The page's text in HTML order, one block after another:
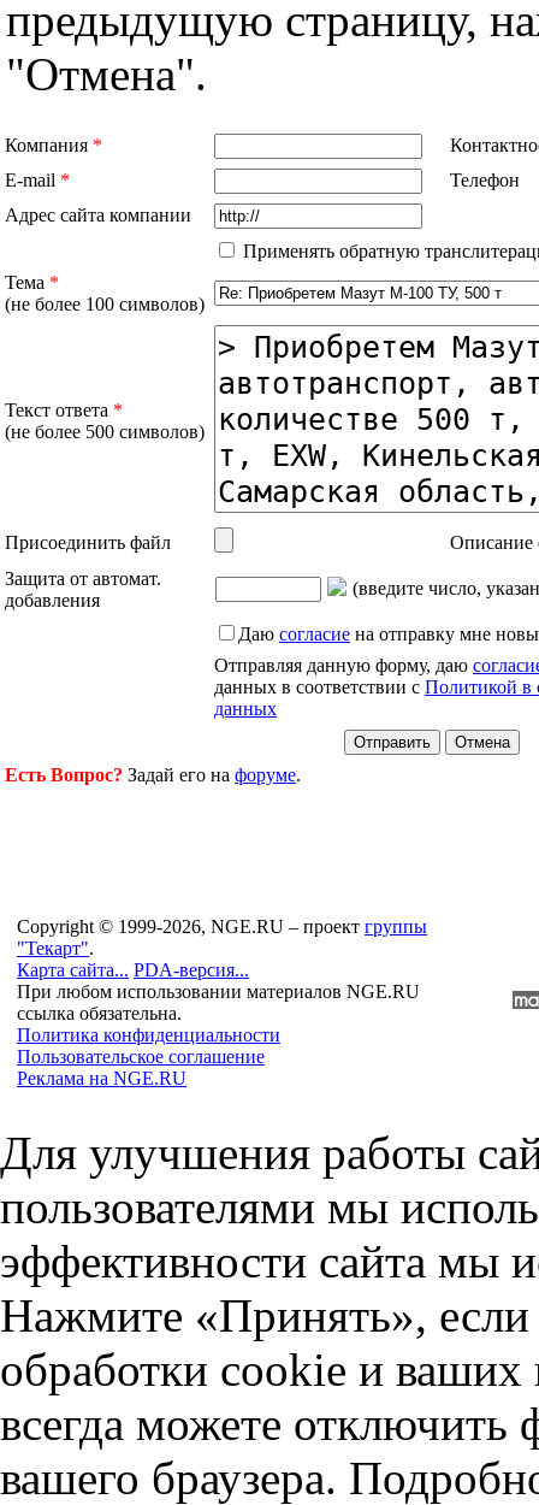
предыдущую страницу,
"Отмена".
Компания *
E-mail *
Телефон
Адрес сайта компании
Применять обратную
Тема *
(не более 100 символов)
Текст ответа *
(не более 500 символов)
Присоединить файл
Описание
Защита от автомат.
добавления
(введите число,
Даю согласие на отправку мне
Отправляя данную форму, даю
данных в соответствии с Политикой в
данных
Есть Вопрос? Задай его на форуме.
Copyright © 1999-2026, NGE.RU – проект группы
"Текарт".
Карта сайта... PDA-версия...
При любом использовании материалов NGE.RU
ссылка обязательна.
Политика конфиденциальности
Пользовательское соглашение
Реклама на NGE.RU
Для улучшения работы
пользователями мы
эффективности сайта мы
Нажмите «Принять», если
обработки cookie и
всегда можете отключить
вашего браузера.